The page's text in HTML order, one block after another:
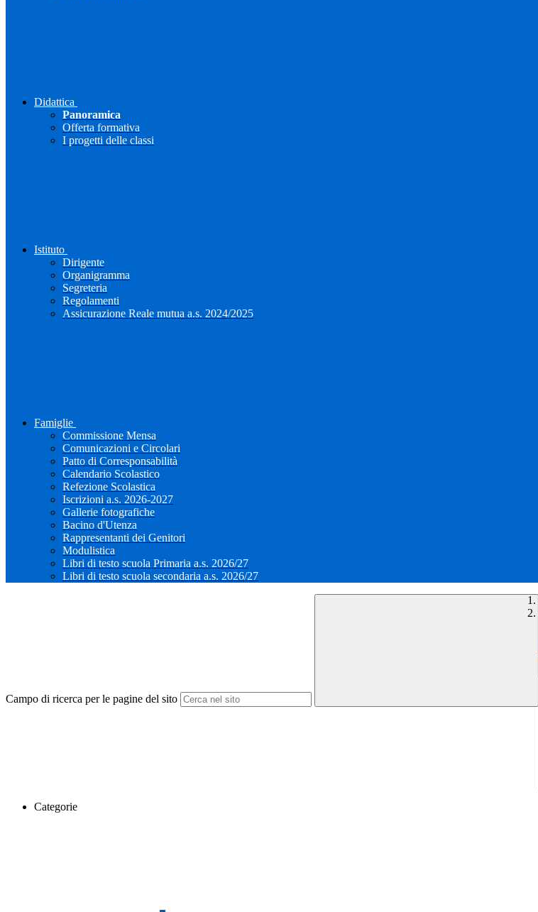
Didattica
Panoramica
Offerta formativa
I progetti delle classi
Istituto
Dirigente
Organigramma
Segreteria
Regolamenti
Assicurazione Reale mutua a.s. 2024/2025
Famiglie
Commissione Mensa
Comunicazioni e Circolari
Patto di Corresponsabilità
Calendario Scolastico
Refezione Scolastica
Iscrizioni a.s. 2026-2027
Gallerie fotografiche
Bacino d'Utenza
Rappresentanti dei Genitori
Modulistica
Libri di testo scuola Primaria a.s. 2026/27
Libri di testo scuola secondaria a.s. 2026/27
Campo di ricerca per le pagine del sito
Categorie